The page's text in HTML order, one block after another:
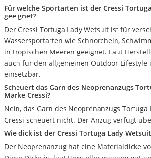
Für welche Sportarten ist der Cressi
geeignet?
Der Cressi Tortuga Lady Wetsuit ist für
Wassersportarten wie Schnorcheln,
in tropischen Meeren geeignet. Laut
auch für den allgemeinen Outdoor-Lifestyle
einsetzbar.
Scheuert das Garn des Neoprenanzugs
Marke Cressi?
Nein, das Garn des Neoprenanzugs Tortuga
Cressi scheuert nicht. Der Anzug verfügt
Wie dick ist der Cressi Tortuga Lady
Der Neoprenanzug hat eine Materialdicke